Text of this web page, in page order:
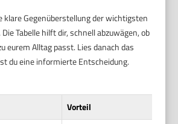
klare Gegenüberstellung der wichtigsten
Tabelle hilft dir, schnell abzuwägen, ob
eurem Alltag passt. Lies danach das
du eine informierte Entscheidung.
Vorteil